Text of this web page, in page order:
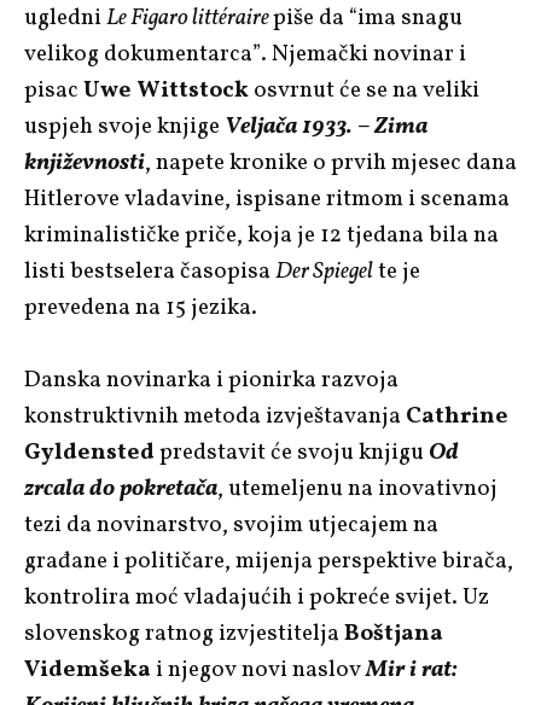
ugledniLe Figaro littérairepiše da “ima snagu
velikog dokumentarca”. Njemački novinar i
pisacUwe Wittstockosvrnut će se na veliki
uspjeh svoje knjige Veljača 1933. – Zima
književnosti, napete kronike o prvih mjesec dana
Hitlerove vladavine, ispisane ritmom i scenama
kriminalističke priče, koja je 12 tjedana bila na
listi bestselera časopisaDer Spiegelte je
prevedena na 15 jezika.
Danska novinarka i pionirka razvoja
konstruktivnih metoda izvještavanja Cathrine
Gyldenstedpredstavit će svoju knjiguOd
zrcala do pokretača, utemeljenu na inovativnoj
tezi da novinarstvo, svojim utjecajem na
građane i političare, mijenja perspektive birača,
kontrolira moć vladajućih i pokreće svijet. Uz
slovenskog ratnog izvjestiteljaBoštjana
Videmšekai njegov novi naslovMir i rat: